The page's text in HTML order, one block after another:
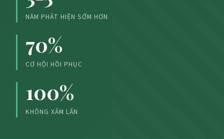
NĂM PHÁT HIỆN SỚM HƠN
70%
CƠ HỘI HỒI PHỤC
100%
KHÔNG XÂM LẤN